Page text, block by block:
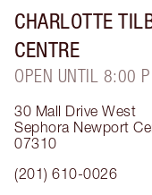
CHARLOTTE
CENTRE
OPEN UNTIL 8:00
30 Mall Drive West
Sephora Newport
07310
(201) 610-0026